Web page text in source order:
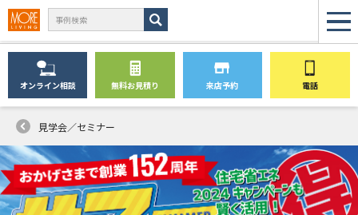
オンライン相談 無料お見積り 来店予約 電話
見学会／セミナー